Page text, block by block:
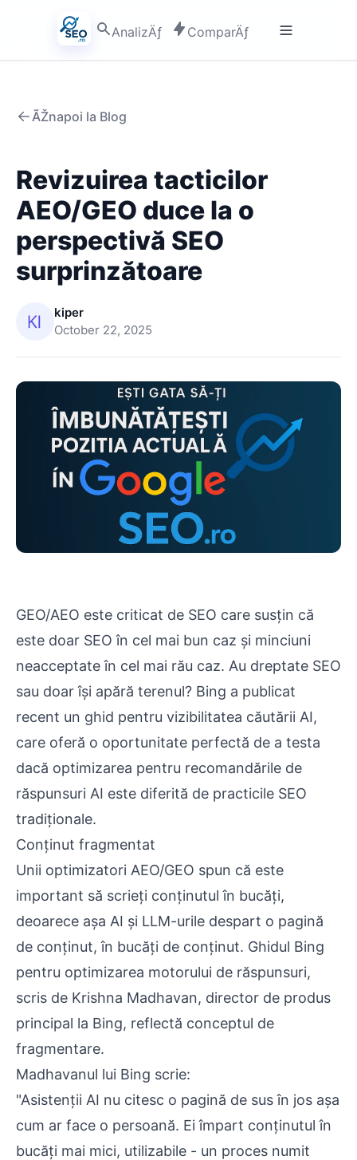
AnalizÄƒ ComparÄƒ
ÃŽnapoi la Blog
Revizuirea tacticilor
AEO/GEO duce la o
perspectivă SEO
surprinzătoare
kiper
October 22, 2025
GEO/AEO este criticat de SEO care susțin că
este doar SEO în cel mai bun caz și minciuni
neacceptate în cel mai rău caz. Au dreptate SEO
sau doar își apără terenul? Bing a publicat
recent un ghid pentru vizibilitatea căutării AI,
care oferă o oportunitate perfectă de a testa
dacă optimizarea pentru recomandările de
răspunsuri AI este diferită de practicile SEO
tradiționale.
Conținut fragmentat
Unii optimizatori AEO/GEO spun că este
important să scrieți conținutul în bucăți,
deoarece așa AI și LLM-urile despart o pagină
de conținut, în bucăți de conținut. Ghidul Bing
pentru optimizarea motorului de răspunsuri,
scris de Krishna Madhavan, director de produs
principal la Bing, reflectă conceptul de
fragmentare.
Madhavanul lui Bing scrie:
"Asistenții AI nu citesc o pagină de sus în jos așa
cum ar face o persoană. Ei împart conținutul în
bucăți mai mici, utilizabile - un proces numit